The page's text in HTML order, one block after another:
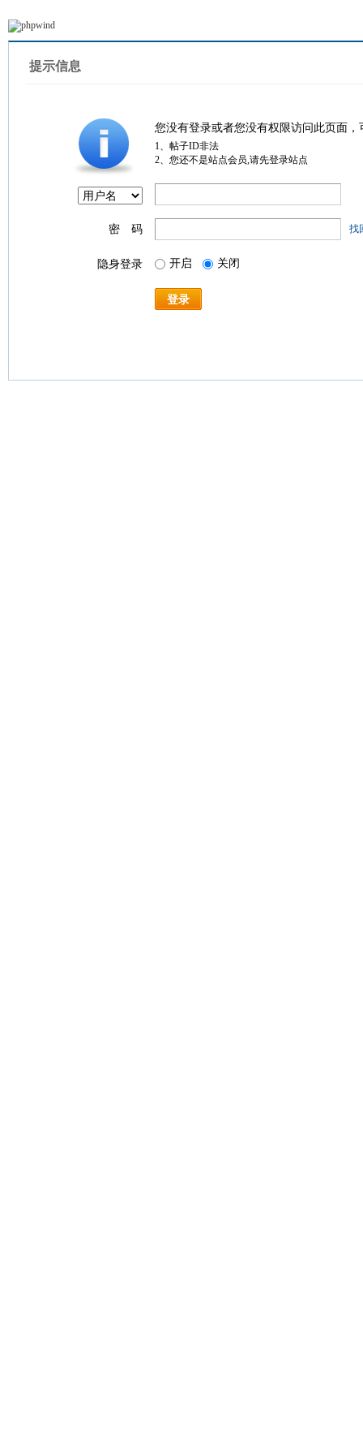
提示信息
您没有登录或者您没有权限访问此页面
1、帖子ID非法
2、您还不是站点会员,请先登录站点
密 码 找
隐身登录 开启 关闭
登录